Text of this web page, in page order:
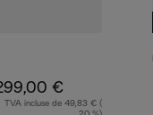
€
TVA incluse de 49,83 € (